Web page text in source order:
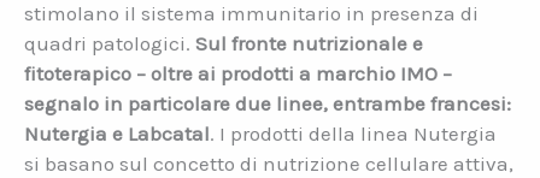
stimolano il sistema immunitario in presenza di
quadri patologici. Sul fronte nutrizionale e
fitoterapico – oltre ai prodotti a marchio IMO –
segnalo in particolare due linee, entrambe francesi:
Nutergia e Labcatal. I prodotti della linea Nutergia
si basano sul concetto di nutrizione cellulare attiva,